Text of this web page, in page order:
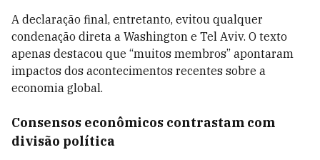
A declaração final, entretanto, evitou qualquer
condenação direta a Washington e Tel Aviv. O texto
apenas destacou que “muitos membros” apontaram
impactos dos acontecimentos recentes sobre a
economia global.
Consensos econômicos contrastam com
divisão política